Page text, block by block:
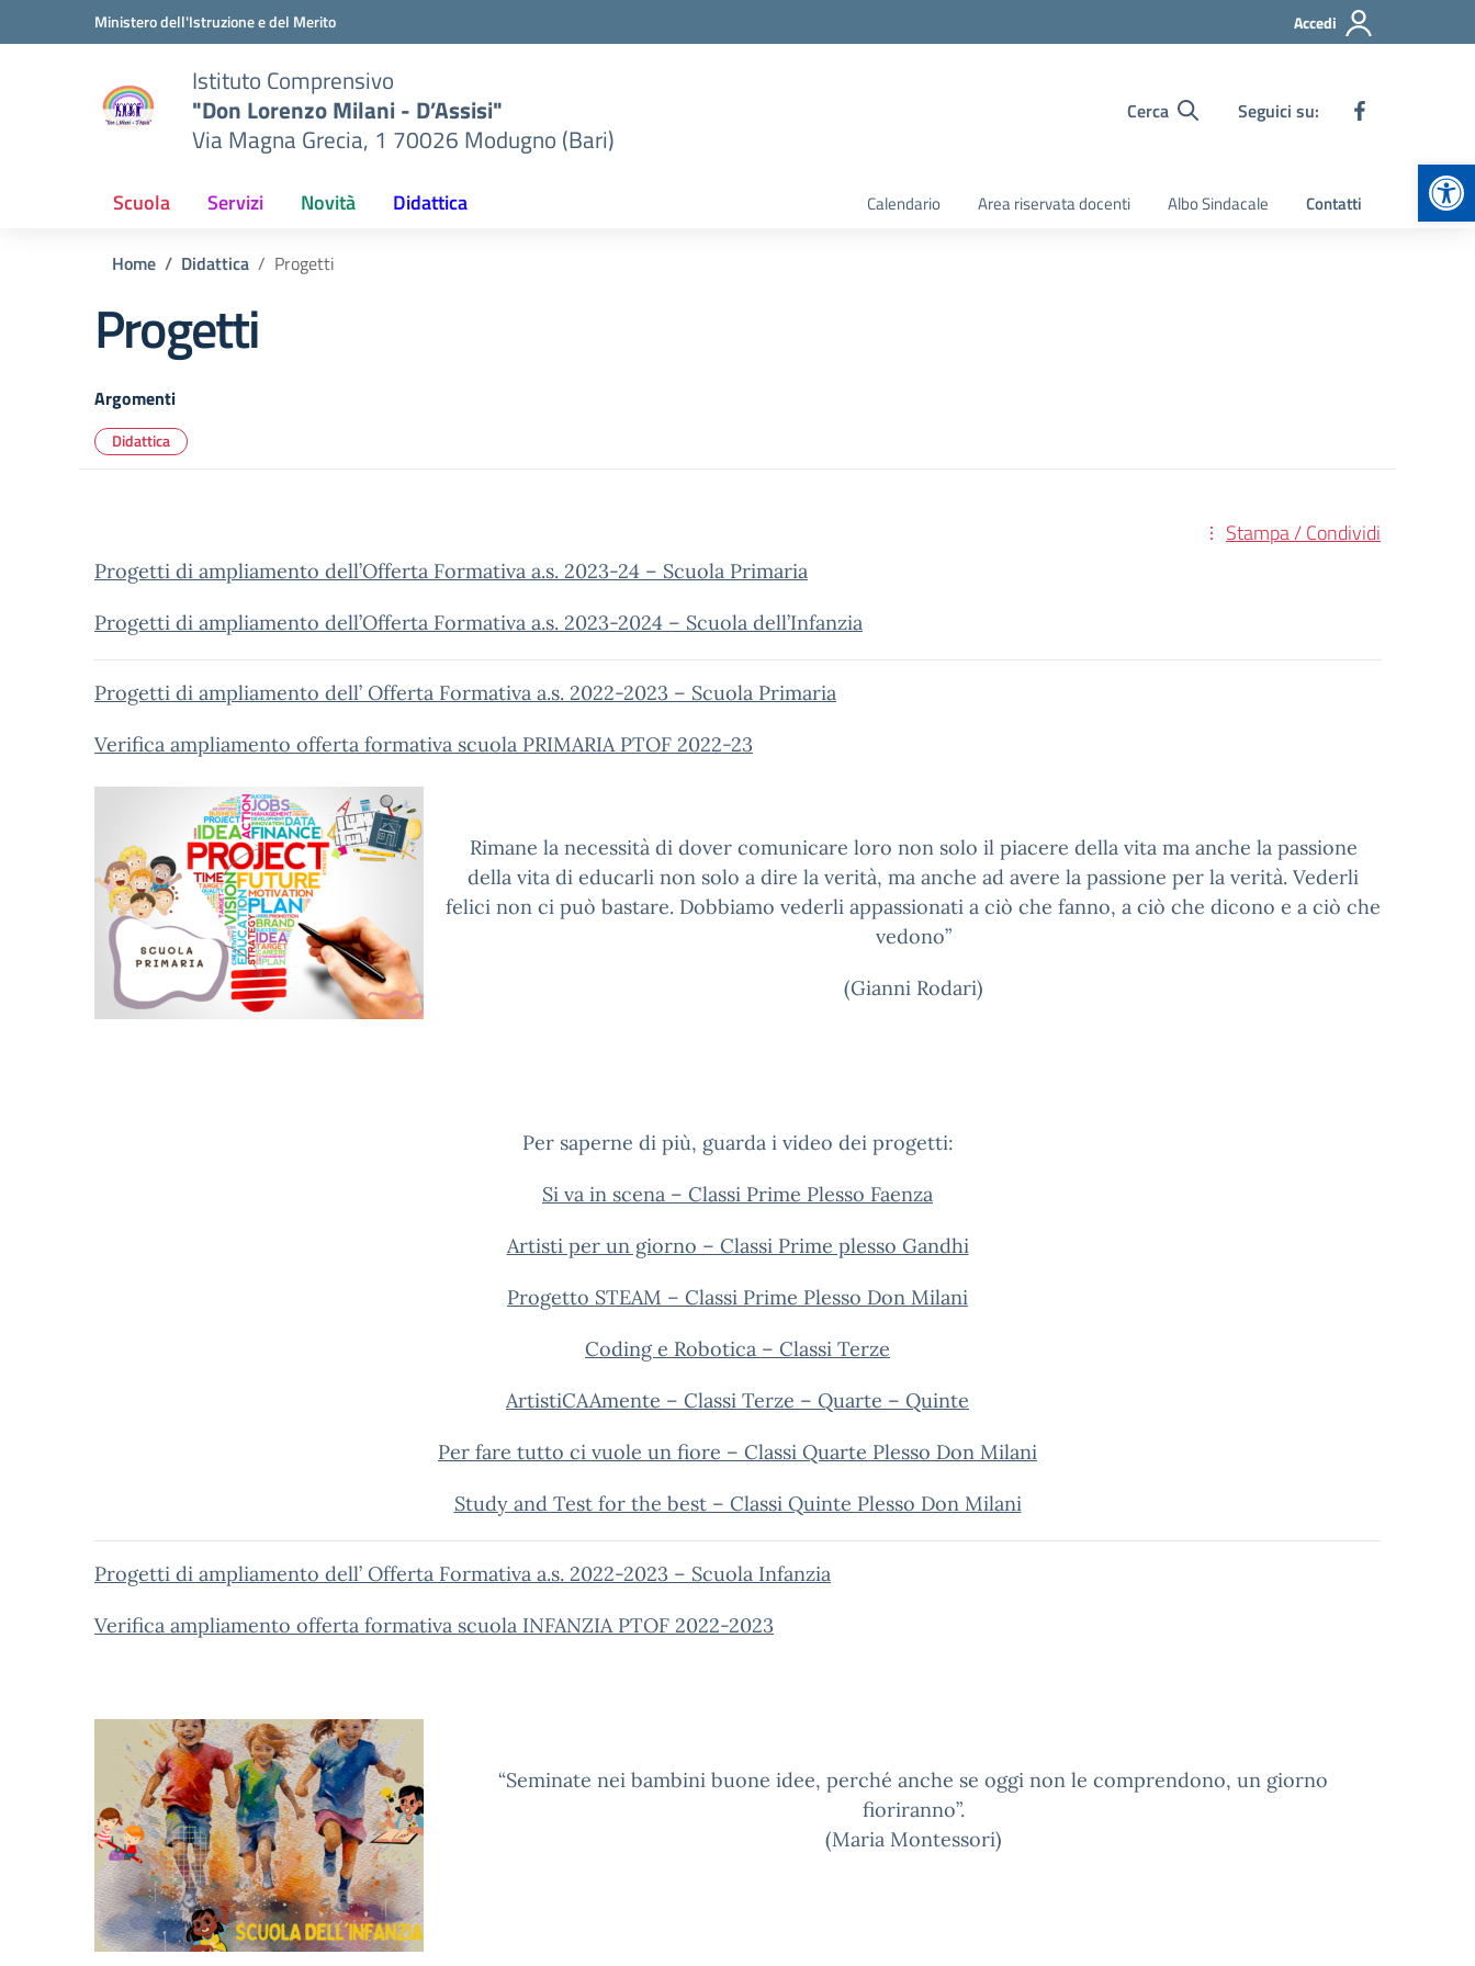
Vai ai contenuti
Vai al menu di navigazioneMinistero dell'Istruzione e del Merito Accedi
Istituto Comprensivo
"Don Lorenzo Milani - D’Assisi"
Via Magna Grecia, 1 70026 Modugno (Bari)
Cerca Seguici su:
Scuola Servizi Novità Didattica Calendario Area riservata docenti Albo Sindacale Contatti
Home Didattica Progetti
Progetti
Argomenti
Didattica
Stampa / Condividi
Progetti di ampliamento dell’Offerta Formativa a.s. 2023-24 – Scuola Primaria
Progetti di ampliamento dell’Offerta Formativa a.s. 2023-2024 – Scuola dell’Infanzia
Progetti di ampliamento dell’ Offerta Formativa a.s. 2022-2023 – Scuola Primaria
Verifica ampliamento offerta formativa scuola PRIMARIA PTOF 2022-23
Rimane la necessità di dover comunicare loro non solo il piacere della vita ma anche la passione
della vita di educarli non solo a dire la verità, ma anche ad avere la passione per la verità. Vederli
felici non ci può bastare. Dobbiamo vederli appassionati a ciò che fanno, a ciò che dicono e a ciò che
vedono”
(Gianni Rodari)
Per saperne di più, guarda i video dei progetti:
Si va in scena – Classi Prime Plesso Faenza
Artisti per un giorno – Classi Prime plesso Gandhi
Progetto STEAM – Classi Prime Plesso Don Milani
Coding e Robotica – Classi Terze
ArtistiCAAmente – Classi Terze – Quarte – Quinte
Per fare tutto ci vuole un fiore – Classi Quarte Plesso Don Milani
Study and Test for the best – Classi Quinte Plesso Don Milani
Progetti di ampliamento dell’ Offerta Formativa a.s. 2022-2023 – Scuola Infanzia
Verifica ampliamento offerta formativa scuola INFANZIA PTOF 2022-2023
“Seminate nei bambini buone idee, perché anche se oggi non le comprendono, un giorno
fioriranno”.
(Maria Montessori)